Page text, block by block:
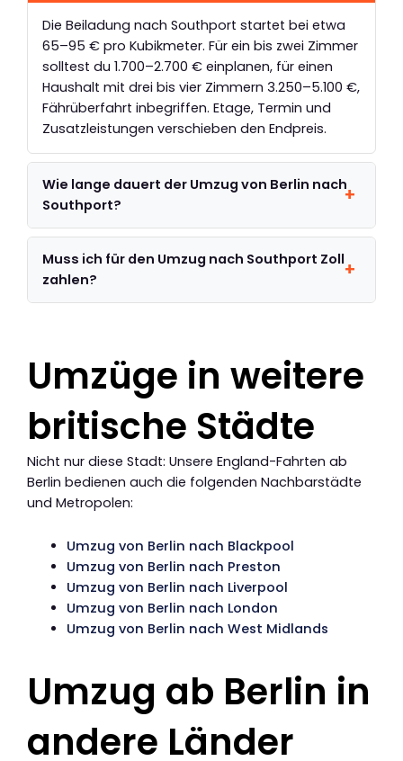
Die Beiladung nach Southport startet bei etwa
65–95 € pro Kubikmeter. Für ein bis zwei Zimmer
solltest du 1.700–2.700 € einplanen, für einen
Haushalt mit drei bis vier Zimmern 3.250–5.100 €,
Fährüberfahrt inbegriffen. Etage, Termin und
Zusatzleistungen verschieben den Endpreis.
Wie lange dauert der Umzug von Berlin nach
Southport?
Muss ich für den Umzug nach Southport Zoll
zahlen?
Umzüge in weitere
britische Städte
Nicht nur diese Stadt: Unsere England-Fahrten ab
Berlin bedienen auch die folgenden Nachbarstädte
und Metropolen:
Umzug von Berlin nach Blackpool
Umzug von Berlin nach Preston
Umzug von Berlin nach Liverpool
Umzug von Berlin nach London
Umzug von Berlin nach West Midlands
Umzug ab Berlin in
andere Länder